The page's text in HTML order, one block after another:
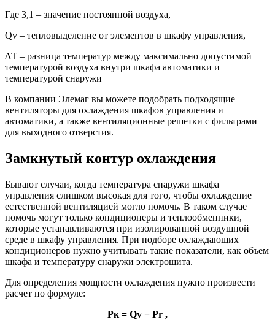
Где 3,1 – значение постоянной воздуха,
Qv – тепловыделение от элементов в шкафу управления,
∆T – разница температур между максимально допустимой
температурой воздуха внутри шкафа автоматики и
температурой снаружи
В компании Элемаг вы можете подобрать подходящие
вентиляторы для охлаждения шкафов управления и
автоматики, а также вентиляционные решетки с фильтрами
для выходного отверстия.
Замкнутый контур охлаждения
Бывают случаи, когда температура снаружи шкафа
управления слишком высокая для того, чтобы охлаждение
естественной вентиляцией могло помочь. В таком случае
помочь могут только кондиционеры и теплообменники,
которые устанавливаются при изолированной воздушной
среде в шкафу управления. При подборе охлаждающих
кондиционеров нужно учитывать такие показатели, как объем
шкафа и температуру снаружи электрощита.
Для определения мощности охлаждения нужно произвести
расчет по формуле:
Pк = Qv − Pr ,